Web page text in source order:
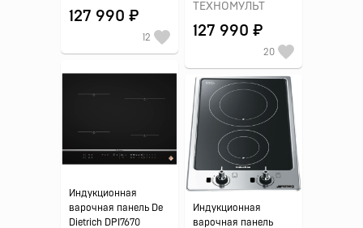
127 990 ₽
12
ТЕХНОМУЛЬТ
127 990 ₽
20
Индукционная
варочная панель De
Dietrich DPI7670
Индукционная
варочная панель